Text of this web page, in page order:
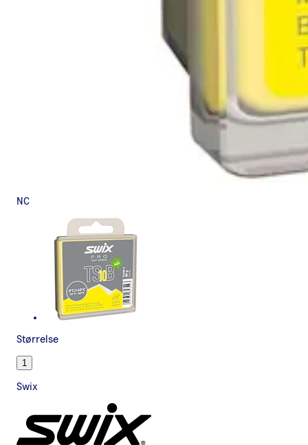
NC
Størrelse
1
Swix